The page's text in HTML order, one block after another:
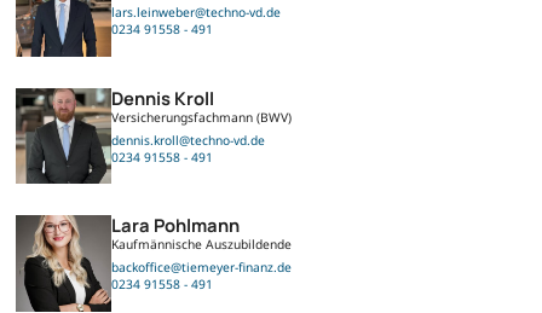
lars.leinweber@techno-vd.de
0234 91558 - 491
Dennis Kroll
Versicherungsfachmann (BWV)
dennis.kroll@techno-vd.de
0234 91558 - 491
Lara Pohlmann
Kaufmännische Auszubildende
backoffice@tiemeyer-finanz.de
0234 91558 - 491